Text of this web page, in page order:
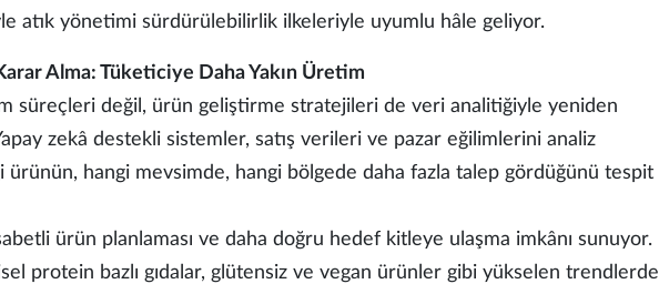
atık yönetimi sürdürülebilirlik ilkeleriyle uyumlu hâle geliyor.
Alma: Tüketiciye Daha Yakın Üretim
süreçleri değil, ürün geliştirme stratejileri de veri analitiğiyle yeniden
zekâ destekli sistemler, satış verileri ve pazar eğilimlerini analiz
ürünün, hangi mevsimde, hangi bölgede daha fazla talep gördüğünü tespit
ürün planlaması ve daha doğru hedef kitleye ulaşma imkânı sunuyor.
protein bazlı gıdalar, glütensiz ve vegan ürünler gibi yükselen trendlerde